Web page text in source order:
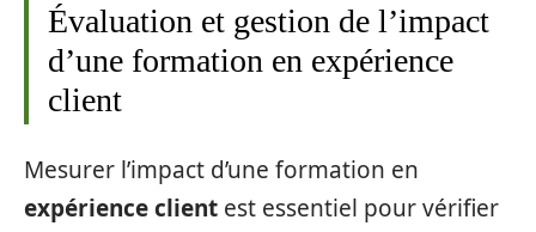
Évaluation et gestion de l’impact
d’une formation en expérience
client
Mesurer l’impact d’une formation en
expérience client est essentiel pour vérifier